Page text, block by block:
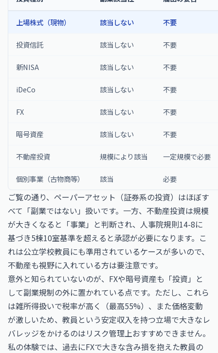
上場株式（現物） 該当しない 不要
投資信託 該当しない 不要
新NISA 該当しない 不要
iDeCo 該当しない 不要
FX 該当しない 不要
暗号資産 該当しない 不要
不動産投資 規模により該当 一定規模で必要
個別事業（古物商等） 該当 必要
ご覧の通り、ペーパーアセット（証券系の投資）はほぼす
べて「副業ではない」扱いです。一方、不動産投資は規模
が大きくなると「事業」と判断され、人事院規則14-8に
基づき5棟10室基準を超えると承認が必要になります。こ
れは公立学校教員にも準用されているケースが多いので、
不動産も視野に入れている方は要注意です。
意外と知られていないのが、FXや暗号資産も「投資」と
して副業規制の外に置かれている点です。ただし、これら
は雑所得扱いで税率が高く（最高55%）、また価格変動
が激しいため、教員という安定収入を持つ立場で大きなレ
バレッジをかけるのはリスク管理上おすすめできません。
私の体験では、過去にFXで大きな含み損を抱えた教員の